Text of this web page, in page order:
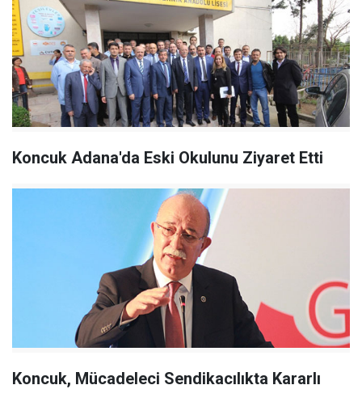
Koncuk Adana'da Eski Okulunu Ziyaret Etti
Koncuk, Mücadeleci Sendikacılıkta Kararlı